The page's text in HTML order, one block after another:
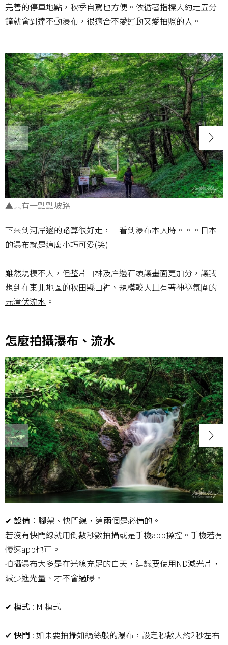
完善的停車地點，秋季自駕也方便。依循著指標大約走五分
鐘就會到達不動瀑布，很適合不愛運動又愛拍照的人。
▲只有一點點坡路
下來到河岸邊的路算很好走，一看到瀑布本人時。。。日本
的瀑布就是這麼小巧可愛(笑)
雖然規模不大，但整片山林及岸邊石頭讓畫面更加分，讓我
想到在東北地區的秋田縣山裡、規模較大且有著神祕氛圍的
元滝伏流水 。
怎麼拍攝瀑布、流水
✔ 設備 ：腳架、快門線，這兩個是必備的。
若沒有快門線就用倒數秒數拍攝或是手機app操控。手機若有
慢速app也可。
拍攝瀑布大多是在光線充足的白天，建議要使用ND減光片，
減少進光量、才不會過曝。
✔ 模式 : M 模式
✔ 快門 : 如果要拍攝如絹絲般的瀑布，設定秒數大約2秒左右